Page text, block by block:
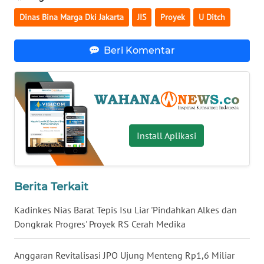
Dinas Bina Marga Dki Jakarta JIS Proyek U Ditch
Beri Komentar
Install Aplikasi
Berita Terkait
Kadinkes Nias Barat Tepis Isu Liar 'Pindahkan Alkes dan
Dongkrak Progres' Proyek RS Cerah Medika
Anggaran Revitalisasi JPO Ujung Menteng Rp1,6 Miliar
WN
NUSANTARA
JOGJA
WN
JATIM
WN
BALI
WN
WN